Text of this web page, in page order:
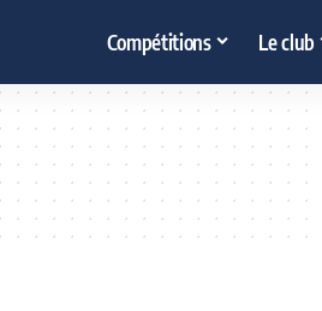
Compétitions Le club